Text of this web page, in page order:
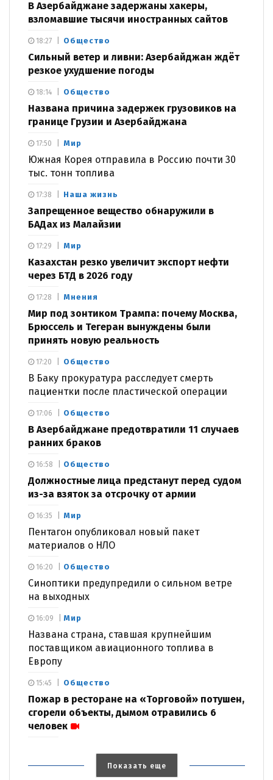
В Азербайджане задержаны хакеры,
взломавшие тысячи иностранных сайтов
Общество
Сильный ветер и ливни: Азербайджан ждёт
резкое ухудшение погоды
18:27
Общество
Названа причина задержек грузовиков на
границе Грузии и Азербайджана
18:14
Мир
Южная Корея отправила в Россию почти 30
тыс. тонн топлива
17:50
Наша жизнь
Запрещенное вещество обнаружили в
БАДах из Малайзии
17:38
Мир
Казахстан резко увеличит экспорт нефти
через БТД в 2026 году
17:29
Мнения
Мир под зонтиком Трампа: почему Москва,
Брюссель и Тегеран вынуждены были
принять новую реальность
17:28
Общество
В Баку прокуратура расследует смерть
пациентки после пластической операции
17:20
Общество
В Азербайджане предотвратили 11 случаев
ранних браков
17:06
Общество
Должностные лица предстанут перед судом
из-за взяток за отсрочку от армии
16:58
Мир
Пентагон опубликовал новый пакет
материалов о НЛО
16:35
Общество
Синоптики предупредили о сильном ветре
на выходных
16:20
Мир
Названа страна, ставшая крупнейшим
поставщиком авиационного топлива в
Европу
16:09
Общество
Пожар в ресторане на «Торговой» потушен,
сгорели объекты, дымом отравились 6
человек
15:45
Показать еще